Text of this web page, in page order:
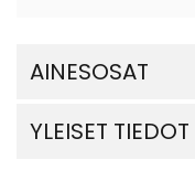
AINESOSAT
YLEISET TIEDOT